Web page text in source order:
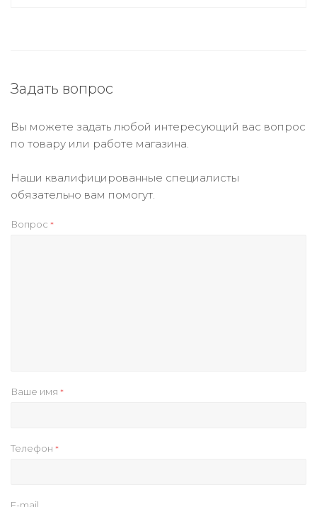
Задать вопрос
Вы можете задать любой интересующий вас вопрос
по товару или работе магазина.
Наши квалифицированные специалисты
обязательно вам помогут.
Вопрос *
Ваше имя *
Телефон *